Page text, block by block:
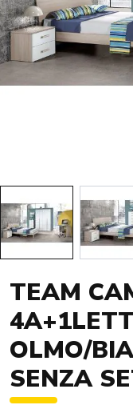
TEAM
OLMO/
SENZA